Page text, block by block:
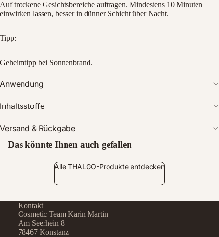
Auf trockene Gesichtsbereiche auftragen. Mindestens 10 Minuten
einwirken lassen, besser in dünner Schicht über Nacht.
Tipp:
Geheimtipp bei Sonnenbrand.
Anwendung
Inhaltsstoffe
Versand & Rückgabe
Das könnte Ihnen auch gefallen
Alle THALGO-Produkte entdecken
Kontakt
Cosmetic Team Karin Martin
Am Seerhein 8
78467 Konstanz